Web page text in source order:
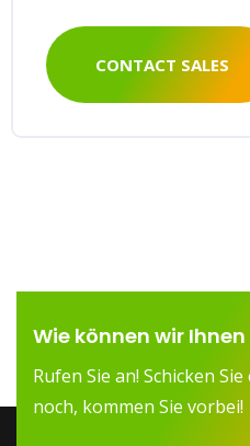
CONTACT SALES
Wie können wir
Rufen Sie an! Schicken
noch, kommen Sie vorbei!